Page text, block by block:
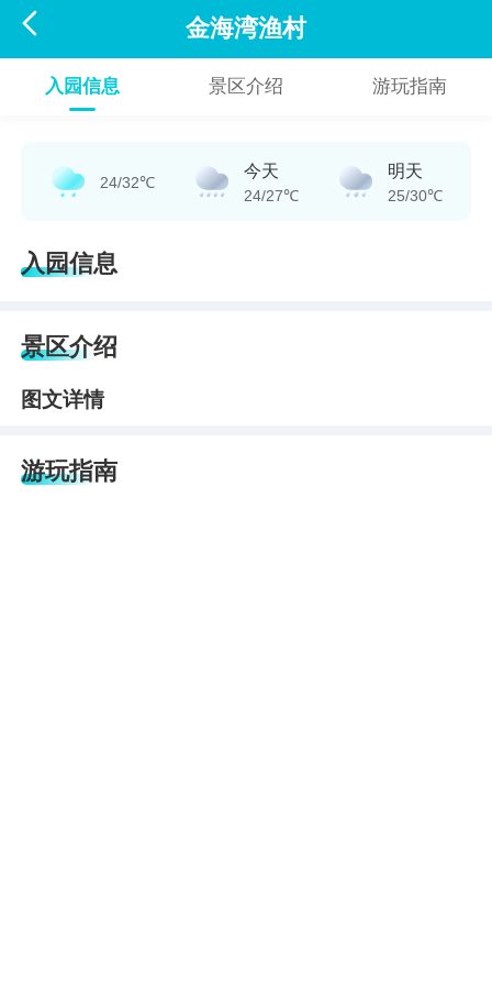
 金海湾渔村
入园信息 景区介绍 游玩指南
24/32℃
今天
24/27℃
明天
25/30℃
入园信息
景区介绍
图文详情
游玩指南